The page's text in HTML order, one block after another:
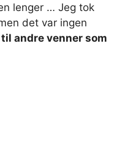
lenger … Jeg tok
det var ingen
andre venner som